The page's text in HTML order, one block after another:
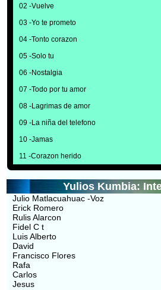
02 -Vuelve
03 -Yo te prometo
04 -Tonto corazon
05 -Solo tu
06 -Nostalgia
07 -Todo por tu amor
08 -Lagrimas de amor
09 -La niña del telefono
10 -Jamas
11 -Corazon herido
Yulios Kumbia:
Julio Matlacuahuac -Voz
Erick Romero
Rulis Alarcon
Fidel C t
Luis Alberto
David
Francisco Flores
Rafa
Carlos
Jesus